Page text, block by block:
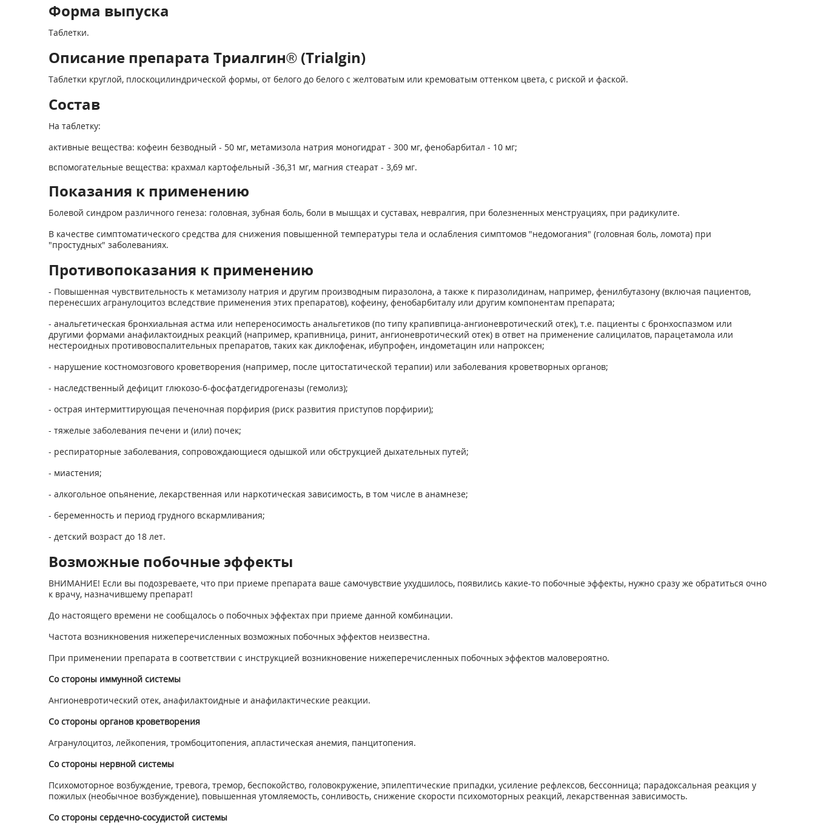
Форма выпуска
Таблетки.
Описание препарата Триалгин® (Trialgin)
Таблетки круглой, плоскоцилиндрической формы, от белого до белого с желтоватым или кремоватым оттенком цвета, с риской и фаской.
Состав
На таблетку:
активные вещества: кофеин безводный - 50 мг, метамизола натрия моногидрат - 300 мг, фенобарбитал - 10 мг;
вспомогательные вещества: крахмал картофельный -36,31 мг, магния стеарат - 3,69 мг.
Показания к применению
Болевой синдром различного генеза: головная, зубная боль, боли в мышцах и суставах, невралгия, при болезненных менструациях, при радикулите.
В качестве симптоматического средства для снижения повышенной температуры тела и ослабления симптомов "недомогания" (головная боль, ломота) при
"простудных" заболеваниях.
Противопоказания к применению
- Повышенная чувствительность к метамизолу натрия и другим производным пиразолона, а также к пиразолидинам, например, фенилбутазону (включая пациентов,
перенесших агранулоцитоз вследствие применения этих препаратов), кофеину, фенобарбиталу или другим компонентам препарата;
- анальгетическая бронхиальная астма или непереносимость анальгетиков (по типу крапивпица-ангионевротический отек), т.е. пациенты с бронхоспазмом или
другими формами анафилактоидных реакций (например, крапивница, ринит, ангионевротический отек) в ответ на применение салицилатов, парацетамола или
нестероидных противовоспалительных препаратов, таких как диклофенак, ибупрофен, индометацин или напроксен;
- нарушение костномозгового кроветворения (например, после цитостатической терапии) или заболевания кроветворных органов;
- наследственный дефицит глюкозо-6-фосфатдегидрогеназы (гемолиз);
- острая интермиттирующая печеночная порфирия (риск развития приступов порфирии);
- тяжелые заболевания печени и (или) почек;
- респираторные заболевания, сопровождающиеся одышкой или обструкцией дыхательных путей;
- миастения;
- алкогольное опьянение, лекарственная или наркотическая зависимость, в том числе в анамнезе;
- беременность и период грудного вскармливания;
- детский возраст до 18 лет.
Возможные побочные эффекты
ВНИМАНИЕ! Если вы подозреваете, что при приеме препарата ваше самочувствие ухудшилось, появились какие-то побочные эффекты, нужно сразу же обратиться очно
к врачу, назначившему препарат!
До настоящего времени не сообщалось о побочных эффектах при приеме данной комбинации.
Частота возникновения нижеперечисленных возможных побочных эффектов неизвестна.
При применении препарата в соответствии с инструкцией возникновение нижеперечисленных побочных эффектов маловероятно.
Со стороны иммунной системы
Ангионевротический отек, анафилактоидные и анафилактические реакции.
Со стороны органов кроветворения
Агранулоцитоз, лейкопения, тромбоцитопения, апластическая анемия, панцитопения.
Со стороны нервной системы
Психомоторное возбуждение, тревога, тремор, беспокойство, головокружение, эпилептические припадки, усиление рефлексов, бессонница; парадоксальная реакция у
пожилых (необычное возбуждение), повышенная утомляемость, сонливость, снижение скорости психомоторных реакций, лекарственная зависимость.
Со стороны сердечно-сосудистой системы